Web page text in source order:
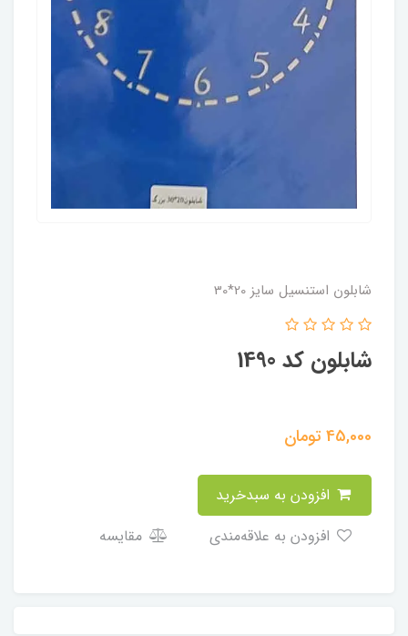
شابلون استنسیل سایز 20*30
شابلون کد 1490
45,000تومان
مقایسه